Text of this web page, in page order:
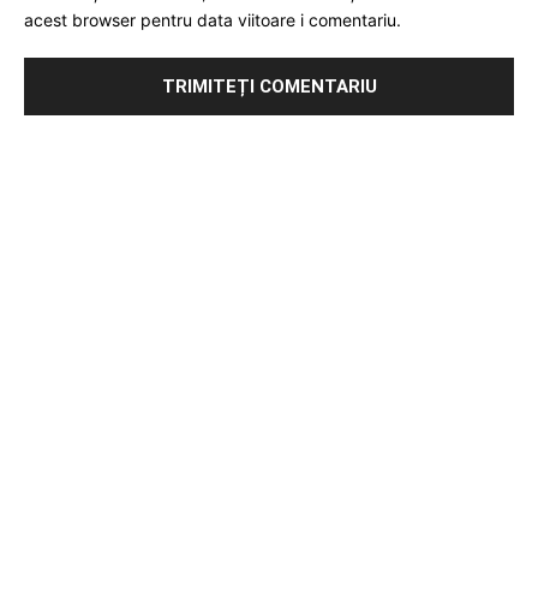
acest browser pentru data viitoare i comentariu.